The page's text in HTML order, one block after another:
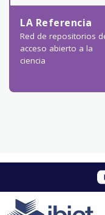
LA Referencia
Red de repositorios
acceso abierto a la
ciencia